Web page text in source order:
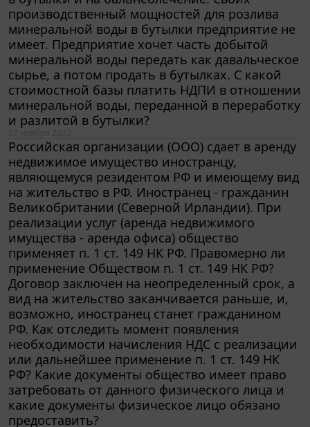
минеральной воды в бутылки предприятие не
имеет. Предприятие хочет часть добытой
минеральной воды передать как давальческое
сырье, а потом продать в бутылках. С какой
стоимостной базы платить НДПИ в отношении
минеральной воды, переданной в переработку
и разлитой в бутылки?
22 ноября 2022
недвижимое имущество иностранцу,
являющемуся резидентом РФ и имеющему вид
на жительство в РФ. Иностранец - гражданин
Великобритании (Северной Ирландии). При
реализации услуг (аренда недвижимого
имущества - аренда офиса) общество
применяет п. 1 ст. 149 НК РФ. Правомерно ли
применение Обществом п. 1 ст. 149 НК РФ?
Договор заключен на неопределенный срок, а
вид на жительство заканчивается раньше, и,
возможно, иностранец станет гражданином
РФ. Как отследить момент появления
необходимости начисления НДС с реализации
или дальнейшее применение п. 1 ст. 149 НК
РФ? Какие документы общество имеет право
затребовать от данного физического лица и
какие документы физическое лицо обязано
предоставить?
21 ноября 2022